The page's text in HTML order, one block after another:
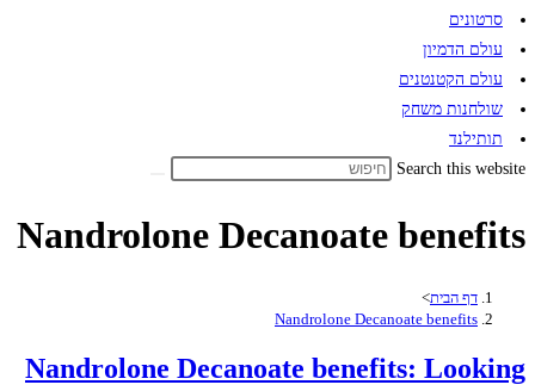
סרטונים
עולם הדמיון​
עולם הקטנטנים
שולחנות משחק
תותילנד
Search this website
Nandrolone Decanoate benefits
דף הבית>
Nandrolone Decanoate benefits
Nandrolone Decanoate benefits: Looking